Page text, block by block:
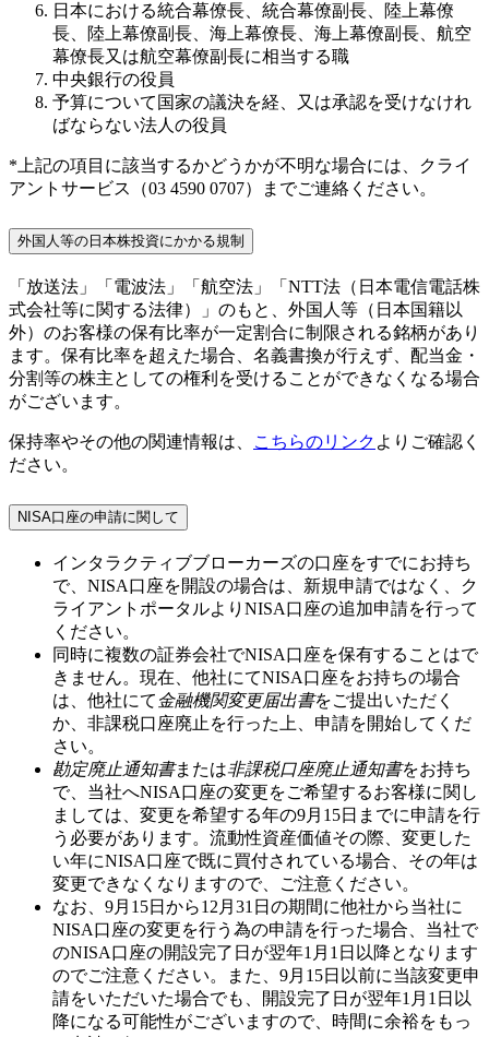
日本における統合幕僚長、統合幕僚副長、陸上幕僚
長、陸上幕僚副長、海上幕僚長、海上幕僚副長、航空
幕僚長又は航空幕僚副長に相当する職
中央銀行の役員
予算について国家の議決を経、又は承認を受けなけれ
ばならない法人の役員
*上記の項目に該当するかどうかが不明な場合には、クライ
アントサービス（03 4590 0707）までご連絡ください。
外国人等の日本株投資にかかる規制
「放送法」「電波法」「航空法」「NTT法（日本電信電話株
式会社等に関する法律）」のもと、外国人等（日本国籍以
外）のお客様の保有比率が一定割合に制限される銘柄があり
ます。保有比率を超えた場合、名義書換が行えず、配当金・
分割等の株主としての権利を受けることができなくなる場合
がございます。
保持率やその他の関連情報は、 こちらのリンク よりご確認く
ださい。
NISA口座の申請に関して
インタラクティブブローカーズの口座をすでにお持ち
で、NISA口座を開設の場合は、新規申請ではなく、ク
ライアントポータルよりNISA口座の追加申請を行って
ください。
同時に複数の証券会社でNISA口座を保有することはで
きません。現在、他社にてNISA口座をお持ちの場合
は、他社にて 金融機関変更届出書をご提出いただく
か、非課税口座廃止を行った上、申請を開始してくだ
さい。
勘定廃止通知書または非課税口座廃止通知書をお持ち
で、当社へNISA口座の変更をご希望するお客様に関し
ましては、変更を希望する年の9月15日 までに申請を行
う必要があります。流動性資産価値その際、変更した
い年にNISA口座で既に買付されている場合、その年は
変更できなくなりますので、ご注意ください。
なお、 9月15日から12月31日 の期間に他社から当社に
NISA口座の変更を行う為の申請を行った場合、当社で
のNISA口座の開設完了日が翌年1月1日 以降となります
のでご注意ください。また、 9月15日以前に当該変更申
請をいただいた場合でも、開設完了日が翌年1月1日以
降になる可能性がございますので、時間に余裕をもっ